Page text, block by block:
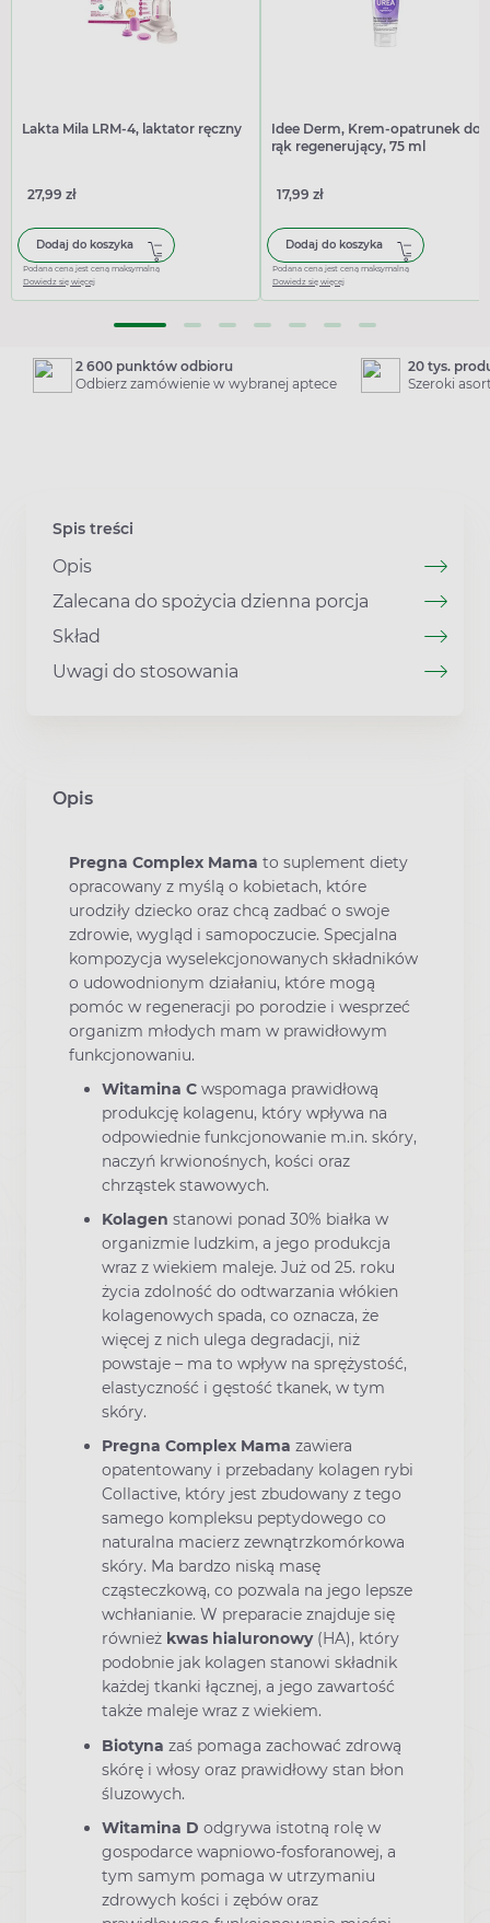
Lakta Mila LRM-4, laktator ręczny
27,99 zł
Dodaj do koszyka
Podana cena jest ceną maksymalną
Dowiedz się więcej
Idee Derm, Krem-opatrunek do
rąk regenerujący, 75 ml
17,99 zł
Dodaj do koszyka
Podana cena jest ceną maksymalną
Dowiedz się więcej
2 600 punktów odbioru
Odbierz zamówienie w wybranej aptece
20 tys.
Szeroki
Spis treści
Opis
Zalecana do spożycia dzienna porcja
Skład
Uwagi do stosowania
Opis
Pregna Complex Mama to suplement diety
opracowany z myślą o kobietach, które
urodziły dziecko oraz chcą zadbać o swoje
zdrowie, wygląd i samopoczucie. Specjalna
kompozycja wyselekcjonowanych składników
o udowodnionym działaniu, które mogą
pomóc w regeneracji po porodzie i wesprzeć
organizm młodych mam w prawidłowym
funkcjonowaniu.
Witamina C wspomaga prawidłową
produkcję kolagenu, który wpływa na
odpowiednie funkcjonowanie m.in. skóry,
naczyń krwionośnych, kości oraz
chrząstek stawowych.
Kolagen stanowi ponad 30% białka w
organizmie ludzkim, a jego produkcja
wraz z wiekiem maleje. Już od 25. roku
życia zdolność do odtwarzania włókien
kolagenowych spada, co oznacza, że
więcej z nich ulega degradacji, niż
powstaje – ma to wpływ na sprężystość,
elastyczność i gęstość tkanek, w tym
skóry.
Pregna Complex Mama zawiera
opatentowany i przebadany kolagen rybi
Collactive, który jest zbudowany z tego
samego kompleksu peptydowego co
naturalna macierz zewnątrzkomórkowa
skóry. Ma bardzo niską masę
cząsteczkową, co pozwala na jego lepsze
wchłanianie. W preparacie znajduje się
również kwas hialuronowy(HA), który
podobnie jak kolagen stanowi składnik
każdej tkanki łącznej, a jego zawartość
także maleje wraz z wiekiem.
Biotyna zaś pomaga zachować zdrową
skórę i włosy oraz prawidłowy stan błon
śluzowych.
Witamina D odgrywa istotną rolę w
gospodarce wapniowo-fosforanowej, a
tym samym pomaga w utrzymaniu
zdrowych kości i zębów oraz